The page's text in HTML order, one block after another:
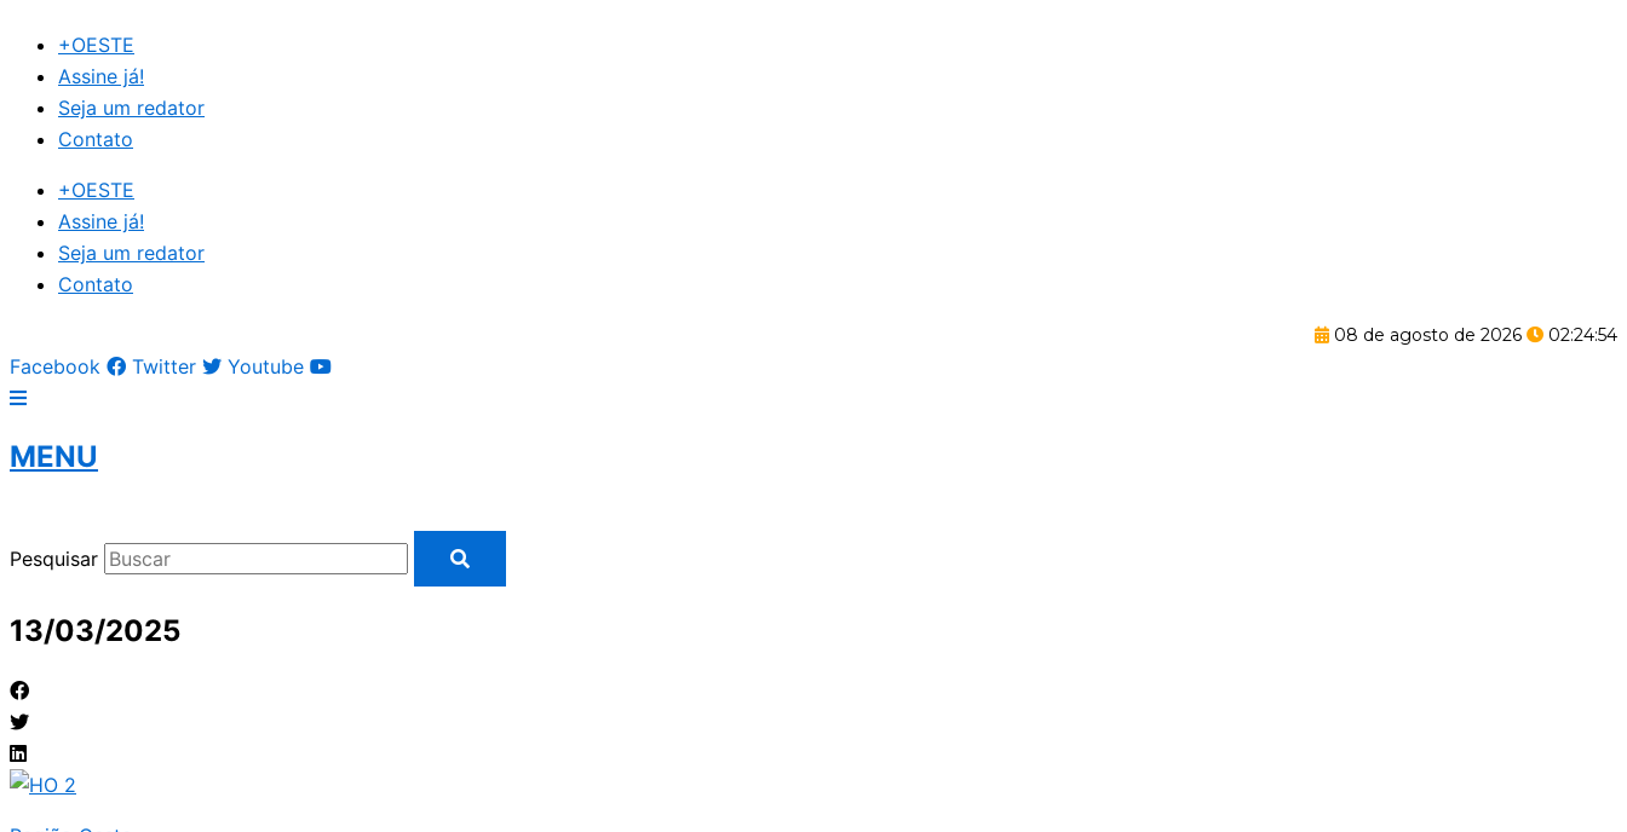
para
conteúdo
+OESTE
Assine já!
Seja um redator
Contato
+OESTE
Assine já!
Seja um redator
Contato
08 de agosto de 2026 02:24:54
Facebook Twitter Youtube
MENU
Pesquisar
13/03/2025